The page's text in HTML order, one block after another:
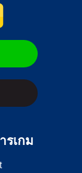
รเกม